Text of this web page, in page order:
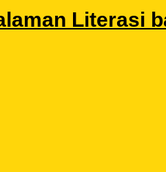
Literasi